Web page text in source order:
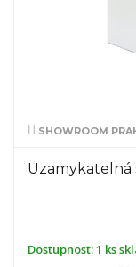
SHOWROOM
Uzamykatelná
Dostupnost:1 ks